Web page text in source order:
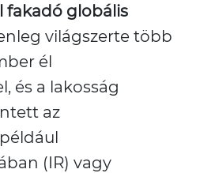
fakadó globális
világszerte több
él
és a lakosság
az
(IR) vagy